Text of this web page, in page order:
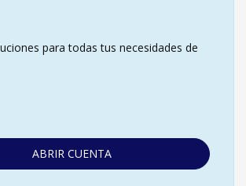
para todas tus necesidades de
ABRIR CUENTA